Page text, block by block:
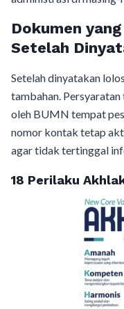
Dokumen
Setelah
Setelah dinyatakan
tambahan.
oleh BUMN tempat
nomor kontak tetap
agar tidak tertinggal
18 Perilaku